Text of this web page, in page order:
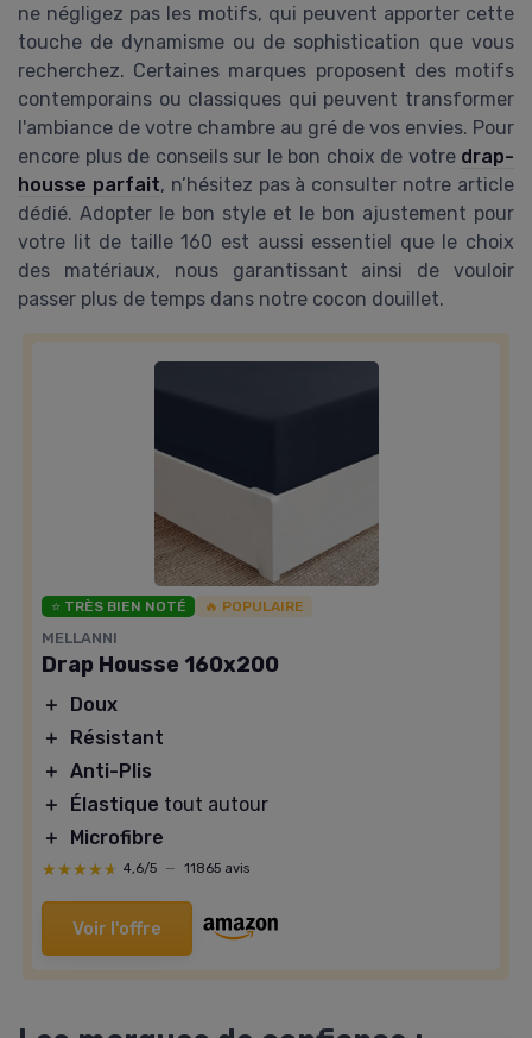
ne négligez pas les motifs, qui peuvent apporter cette
touche de dynamisme ou de sophistication que vous
recherchez. Certaines marques proposent des motifs
contemporains ou classiques qui peuvent transformer
l'ambiance de votre chambre au gré de vos envies. Pour
encore plus de conseils sur le bon choix de votre drap-
housse parfait, n’hésitez pas à consulter notre article
dédié. Adopter le bon style et le bon ajustement pour
votre lit de taille 160 est aussi essentiel que le choix
des matériaux, nous garantissant ainsi de vouloir
passer plus de temps dans notre cocon douillet.
⭐ TRÈS BIEN NOTÉ 🔥 POPULAIRE
MELLANNI
Drap Housse 160x200
＋
Doux
＋
Résistant
＋ Anti-Plis
＋
Élastique tout autour
＋
Microfibre
★★★★★
★★★★★ 4,6/5 — 11865 avis
Voir l'offre